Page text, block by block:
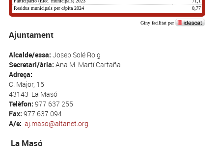
Ajuntament
Alcalde/essa: Josep Solé Roig
Secretari/ària: Ana M. Martí Cartaña
Adreça:
C. Major, 15
43143 La Masó
Telèfon: 977 637 255
Fax: 977 637 094
A/e: aj.maso@altanet.org
La Masó